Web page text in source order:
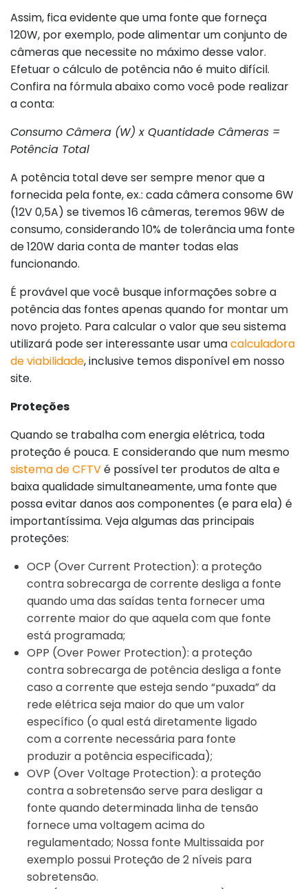
Assim, fica evidente que uma fonte que forneça
120W, por exemplo, pode alimentar um conjunto de
câmeras que necessite no máximo desse valor.
Efetuar o cálculo de potência não é muito difícil.
Confira na fórmula abaixo como você pode realizar
a conta:
Consumo Câmera (W) x Quantidade Câmeras =
Potência Total
A potência total deve ser sempre menor que a
fornecida pela fonte, ex.: cada câmera consome 6W
(12V 0,5A) se tivemos 16 câmeras, teremos 96W de
consumo, considerando 10% de tolerância uma fonte
de 120W daria conta de manter todas elas
funcionando.
É provável que você busque informações sobre a
potência das fontes apenas quando for montar um
novo projeto. Para calcular o valor que seu sistema
utilizará pode ser interessante usar umacalculadora
de viabilidade, inclusive temos disponível em nosso
site.
Proteções
Quando se trabalha com energia elétrica, toda
proteção é pouca. E considerando que num mesmo
sistema de CFTVé possível ter produtos de alta e
baixa qualidade simultaneamente, uma fonte que
possa evitar danos aos componentes (e para ela) é
importantíssima. Veja algumas das principais
proteções:
OCP (Over Current Protection): a proteção
contra sobrecarga de corrente desliga a fonte
quando uma das saídas tenta fornecer uma
corrente maior do que aquela com que fonte
está programada;
OPP (Over Power Protection): a proteção
contra sobrecarga de potência desliga a fonte
caso a corrente que esteja sendo “puxada” da
rede elétrica seja maior do que um valor
específico (o qual está diretamente ligado
com a corrente necessária para fonte
produzir a potência especificada);
OVP (Over Voltage Protection): a proteção
contra a sobretensão serve para desligar a
fonte quando determinada linha de tensão
fornece uma voltagem acima do
regulamentado; Nossa fonte Multissaida por
exemplo possui Proteção de 2 níveis para
sobretensão.